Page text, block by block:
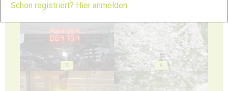
5 6
Schon registriert? Hier anmelden